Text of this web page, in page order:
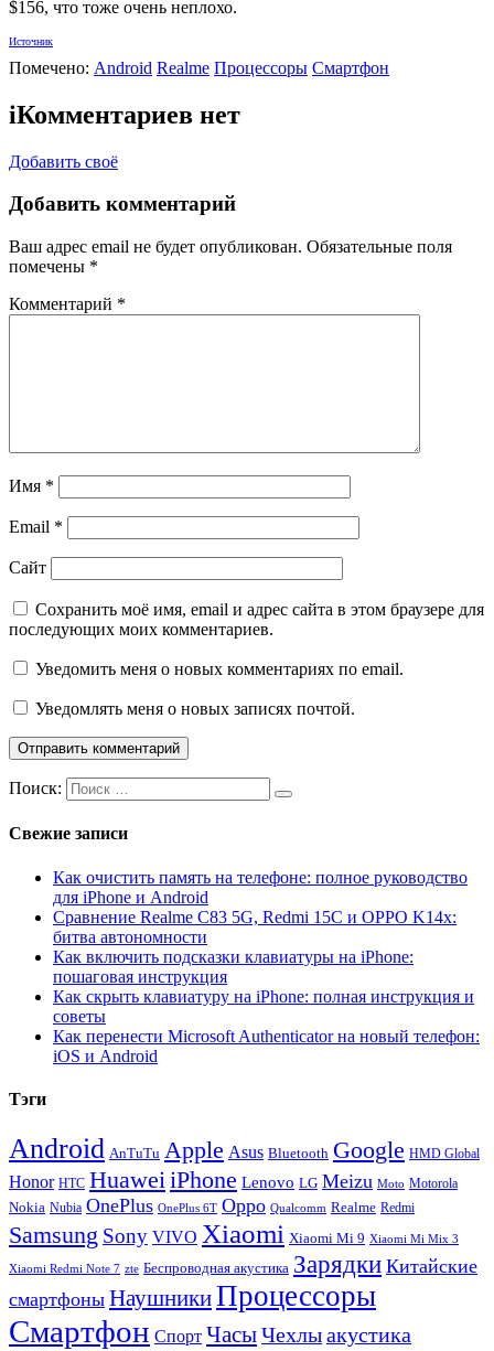
$156, что тоже очень неплохо.
Источник
Помечено: Android Realme Процессоры Смартфон
iКомментариев нет
Добавить своё
Добавить комментарий
Ваш адрес email не будет опубликован. Обязательные поля
помечены *
Комментарий *
Имя *
Email *
Сайт
Сохранить моё имя, email и адрес сайта в этом браузере для
последующих моих комментариев.
Уведомить меня о новых комментариях по email.
Уведомлять меня о новых записях почтой.
Поиск:
Свежие записи
Как очистить память на телефоне: полное руководство
для iPhone и Android
Сравнение Realme C83 5G, Redmi 15C и OPPO K14x:
битва автономности
Как включить подсказки клавиатуры на iPhone:
пошаговая инструкция
Как скрыть клавиатуру на iPhone: полная инструкция и
советы
Как перенести Microsoft Authenticator на новый телефон:
iOS и Android
Тэги
Android AnTuTu Apple Asus Bluetooth Google HMD Global
Honor HTC HuaweiiPhone Lenovo LG Meizu Moto Motorola
Nokia Nubia OnePlus OnePlus 6T Oppo Qualcomm Realme Redmi
Samsung Sony VIVO Xiaomi Xiaomi Mi 9 Xiaomi Mi Mix 3
Xiaomi Redmi Note 7 zte Беспроводная акустика Зарядки Китайские
смартфоны НаушникиПроцессоры
Смартфон Спорт ЧасыЧехлыакустика